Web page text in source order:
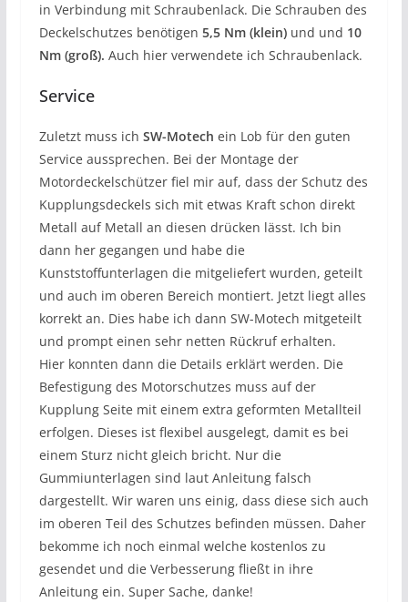
in Verbindung mit Schraubenlack. Die Schrauben des
Deckelschutzes benötigen 5,5 Nm (klein)und und 10
Nm (groß). Auch hier verwendete ich Schraubenlack.
Service
Zuletzt muss ich SW-Motech ein Lob für den guten
Service aussprechen. Bei der Montage der
Motordeckelschützer fiel mir auf, dass der Schutz des
Kupplungsdeckels sich mit etwas Kraft schon direkt
Metall auf Metall an diesen drücken lässt. Ich bin
dann her gegangen und habe die
Kunststoffunterlagen die mitgeliefert wurden, geteilt
und auch im oberen Bereich montiert. Jetzt liegt alles
korrekt an. Dies habe ich dann SW-Motech mitgeteilt
und prompt einen sehr netten Rückruf erhalten.
Hier konnten dann die Details erklärt werden. Die
Befestigung des Motorschutzes muss auf der
Kupplung Seite mit einem extra geformten Metallteil
erfolgen. Dieses ist flexibel ausgelegt, damit es bei
einem Sturz nicht gleich bricht. Nur die
Gummiunterlagen sind laut Anleitung falsch
dargestellt. Wir waren uns einig, dass diese sich auch
im oberen Teil des Schutzes befinden müssen. Daher
bekomme ich noch einmal welche kostenlos zu
gesendet und die Verbesserung fließt in ihre
Anleitung ein. Super Sache, danke!